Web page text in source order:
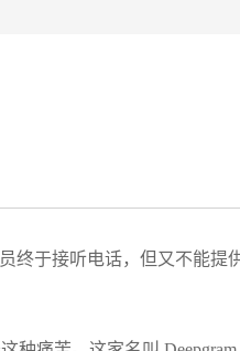
终于接听电话，但又不能提